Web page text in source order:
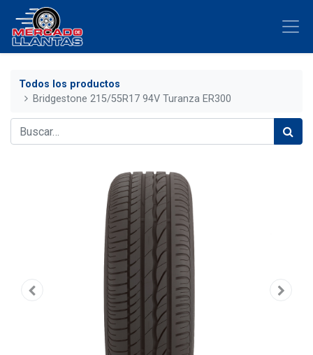
Todos los productos
Bridgestone 215/55R17 94V Turanza ER300